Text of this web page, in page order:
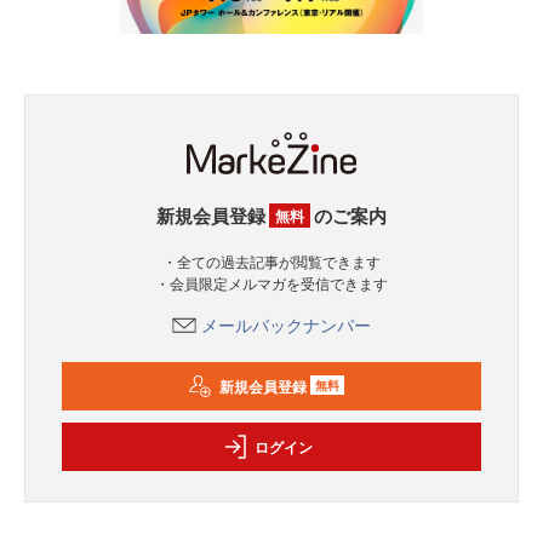
新規会員登録 無料 のご案内
・全ての過去記事が閲覧できます
・会員限定メルマガを受信できます
メールバックナンバー
新規会員登録 無料
ログイン